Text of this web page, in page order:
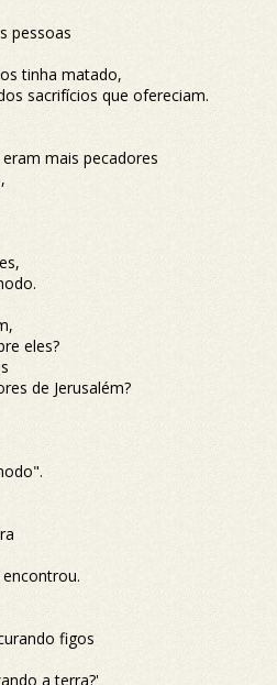
pessoas
tinha matado,
sacrifícios que ofereciam.
mais pecadores
eles?
de Jerusalém?
figos
a terra?'